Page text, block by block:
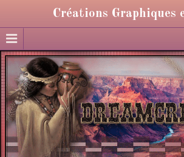
Créations Graphiques